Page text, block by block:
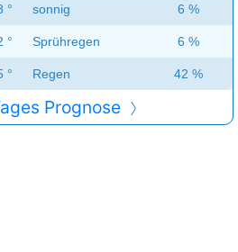
° sonnig 6 %
° Sprühregen 6 %
° Regen 42 %
Prognose